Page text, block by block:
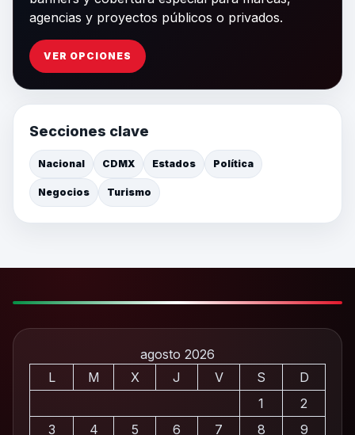
agencias y proyectos públicos o privados.
VER OPCIONES
Secciones clave
Nacional CDMX Estados Política
Negocios Turismo
agosto 2026
L
M X J V S
D
1
2
3
4 5 6 7 8
9